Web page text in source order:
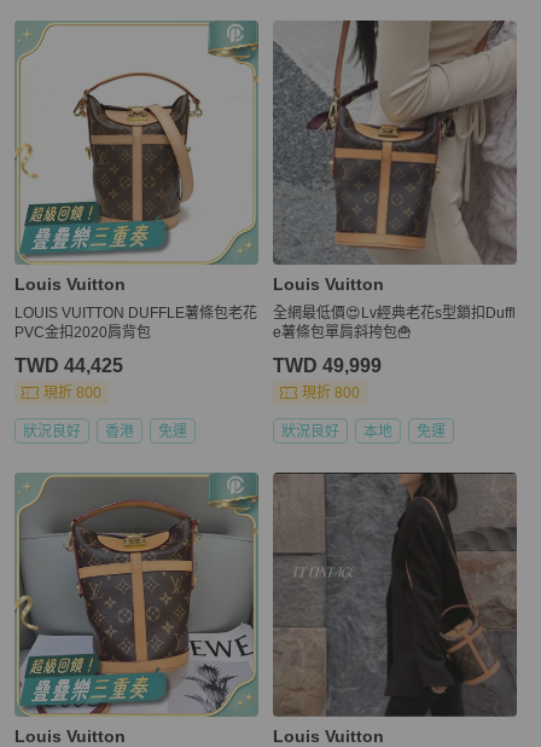
Louis Vuitton
LOUIS VUITTON DUFFLE薯條包老花
PVC金扣2020肩背包
TWD 44,425
現折 800
狀況良好 香港 免運
Louis Vuitton
全網最低價😍Lv經典老花s型鎖扣Duffl
e薯條包單肩斜挎包🍟
TWD 49,999
現折 800
狀況良好 本地 免運
Louis Vuitton Louis Vuitton